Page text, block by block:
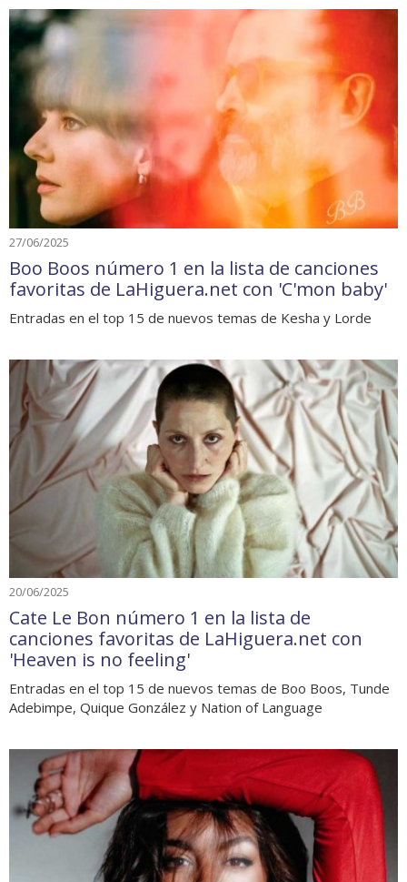
27/06/2025
Boo Boos número 1 en la lista de canciones
favoritas de LaHiguera.net con 'C'mon baby'
Entradas en el top 15 de nuevos temas de Kesha y Lorde
20/06/2025
Cate Le Bon número 1 en la lista de
canciones favoritas de LaHiguera.net con
'Heaven is no feeling'
Entradas en el top 15 de nuevos temas de Boo Boos, Tunde
Adebimpe, Quique González y Nation of Language